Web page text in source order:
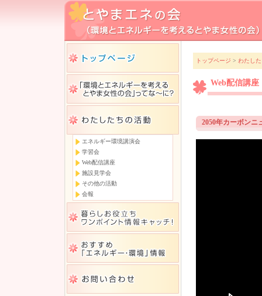
エネルギー環境講演会
学習会
Web配信講座
施設見学会
その他の活動
会報
トップページ > わたし
Web配信講座
2050年カーボンニ